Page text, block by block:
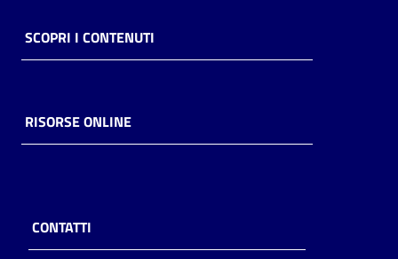
SCOPRI I CONTENUTI
RISORSE ONLINE
CONTATTI